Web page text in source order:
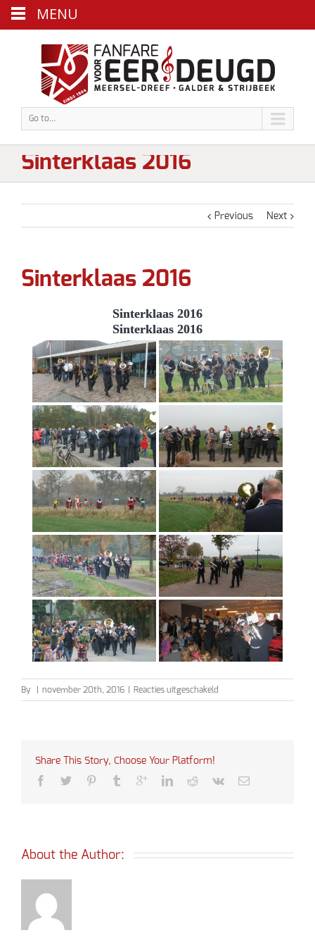
Go to...
Sinterklaas 2016
Previous Next
Sinterklaas 2016
Sinterklaas 2016
Sinterklaas 2016
By november 20th, 2016 Reacties uitgeschakeld
Sinterklaas
Share This Story, Choose Your Platform!
About the Author:
MENU